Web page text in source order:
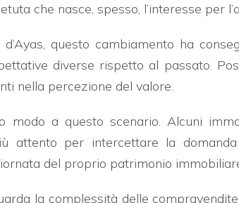
che nasce, spesso, l’interesse per
questo cambiamento ha
diverse rispetto al passato.
nella percezione del valore.
a questo scenario. Alcuni
attento per intercettare la
del proprio patrimonio
la complessità delle